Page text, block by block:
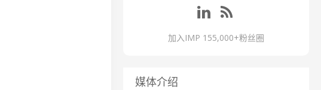
加入IMP 155,000+粉丝圈
媒体介绍